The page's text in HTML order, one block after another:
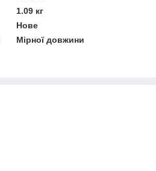
1.09 кг
Нове
Мірної довжини